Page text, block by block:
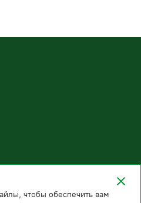
чтобы обеспечить вам